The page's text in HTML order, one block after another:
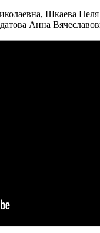
Шкаева
Анна